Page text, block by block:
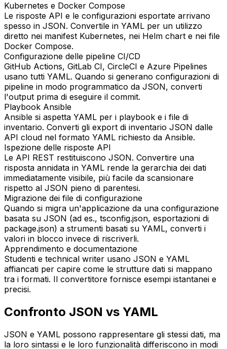
Kubernetes e Docker Compose
Le risposte API e le configurazioni esportate arrivano
spesso in JSON. Convertile in YAML per un utilizzo
diretto nei manifest Kubernetes, nei Helm chart e nei file
Docker Compose.
Configurazione delle pipeline CI/CD
GitHub Actions, GitLab CI, CircleCI e Azure Pipelines
usano tutti YAML. Quando si generano configurazioni di
pipeline in modo programmatico da JSON, converti
l'output prima di eseguire il commit.
Playbook Ansible
Ansible si aspetta YAML per i playbook e i file di
inventario. Converti gli export di inventario JSON dalle
API cloud nel formato YAML richiesto da Ansible.
Ispezione delle risposte API
Le API REST restituiscono JSON. Convertire una
risposta annidata in YAML rende la gerarchia dei dati
immediatamente visibile, più facile da scansionare
rispetto al JSON pieno di parentesi.
Migrazione dei file di configurazione
Quando si migra un'applicazione da una configurazione
basata su JSON (ad es., tsconfig.json, esportazioni di
package.json) a strumenti basati su YAML, converti i
valori in blocco invece di riscriverli.
Apprendimento e documentazione
Studenti e technical writer usano JSON e YAML
affiancati per capire come le strutture dati si mappano
tra i formati. Il convertitore fornisce esempi istantanei e
precisi.
Confronto JSON vs YAML
JSON e YAML possono rappresentare gli stessi dati, ma
la loro sintassi e le loro funzionalità differiscono in modi